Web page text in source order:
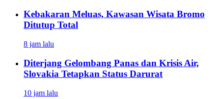
Kebakaran Meluas, Kawasan Wisata Bromo
Ditutup Total
8 jam lalu
Diterjang Gelombang Panas dan Krisis Air,
Slovakia Tetapkan Status Darurat
10 jam lalu